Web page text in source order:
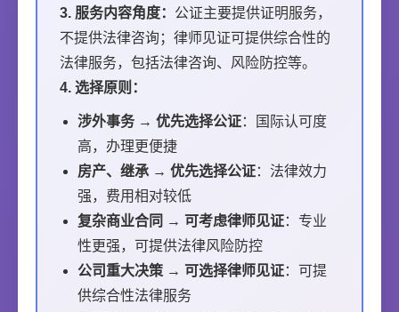
3. 服务内容角度： 公证主要提供证明服务，
不提供法律咨询；律师见证可提供综合性的
法律服务，包括法律咨询、风险防控等。
4. 选择原则：
涉外事务 → 优先选择公证：国际认可度
高，办理更便捷
房产、继承 → 优先选择公证：法律效力
强，费用相对较低
复杂商业合同 → 可考虑律师见证：专业
性更强，可提供法律风险防控
公司重大决策 → 可选择律师见证：可提
供综合性法律服务